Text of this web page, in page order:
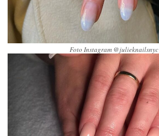
Foto Instagram @julieknailsnyc